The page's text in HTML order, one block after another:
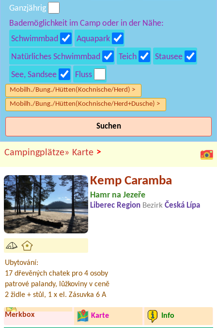
Ganzjährig
Bademöglichkeit im Camp oder in der Nähe:
Schwimmbad
Aquapark
Natürliches Schwimmbad
Teich
Stausee
See, Sandsee
Fluss
Mobilh./Bung./Hütten(Kochnische/Herd) >
Mobilh./Bung./Hütten(Kochnische/Herd+Dusche) >
Suchen
Campingplätze» Karte >
Kemp Caramba
Hamr na Jezeře
Liberec Region Bezirk Česká Lípa
Ubytování:
17 dřevěných chatek pro 4 osoby
patrové palandy, lůžkoviny v ceně
2 židle + stůl, 1 x el. Zásuvka 6 A
Merkbox Karte Info